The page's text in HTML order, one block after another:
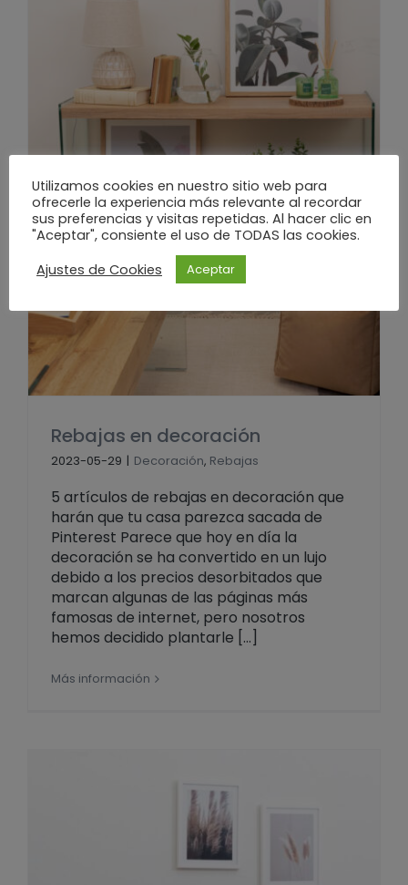
Rebajas en decoración
2023-05-29 | Decoración, Rebajas
5 artículos de rebajas en decoración que
harán que tu casa parezca sacada de
Pinterest Parece que hoy en día la
decoración se ha convertido en un lujo
debido a los precios desorbitados que
marcan algunas de las páginas más
famosas de internet, pero nosotros
hemos decidido plantarle [...]
Más información
Utilizamos cookies en nuestro sitio web para
ofrecerle la experiencia más relevante al recordar
sus preferencias y visitas repetidas. Al hacer clic en
"Aceptar", consiente el uso de TODAS las cookies.
Ajustes de Cookies
Aceptar